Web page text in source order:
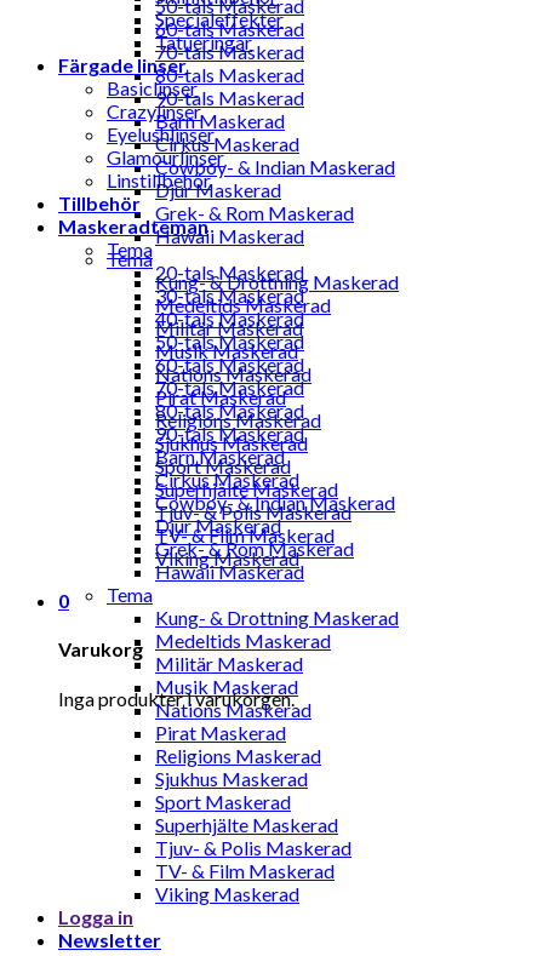
50-tals Maskerad
60-tals Maskerad
70-tals Maskerad
80-tals Maskerad
90-tals Maskerad
Barn Maskerad
Cirkus Maskerad
Cowboy- & Indian Maskerad
Djur Maskerad
Grek- & Rom Maskerad
Hawaii Maskerad
Tema
Kung- & Drottning Maskerad
Medeltids Maskerad
Militär Maskerad
Musik Maskerad
Nations Maskerad
Pirat Maskerad
Religions Maskerad
Sjukhus Maskerad
Sport Maskerad
Superhjälte Maskerad
Tjuv- & Polis Maskerad
TV- & Film Maskerad
Viking Maskerad
0
Varukorg
Inga produkter i varukorgen.
Specialeffekter
Tatueringar
Färgade linser
Basiclinser
Crazylinser
Eyelushlinser
Glamourlinser
Linstillbehör
Tillbehör
Maskeradteman
Tema
20-tals Maskerad
30-tals Maskerad
40-tals Maskerad
50-tals Maskerad
60-tals Maskerad
70-tals Maskerad
80-tals Maskerad
90-tals Maskerad
Barn Maskerad
Cirkus Maskerad
Cowboy- & Indian Maskerad
Djur Maskerad
Grek- & Rom Maskerad
Hawaii Maskerad
Tema
Kung- & Drottning Maskerad
Medeltids Maskerad
Militär Maskerad
Musik Maskerad
Nations Maskerad
Pirat Maskerad
Religions Maskerad
Sjukhus Maskerad
Sport Maskerad
Superhjälte Maskerad
Tjuv- & Polis Maskerad
TV- & Film Maskerad
Viking Maskerad
Logga in
Newsletter